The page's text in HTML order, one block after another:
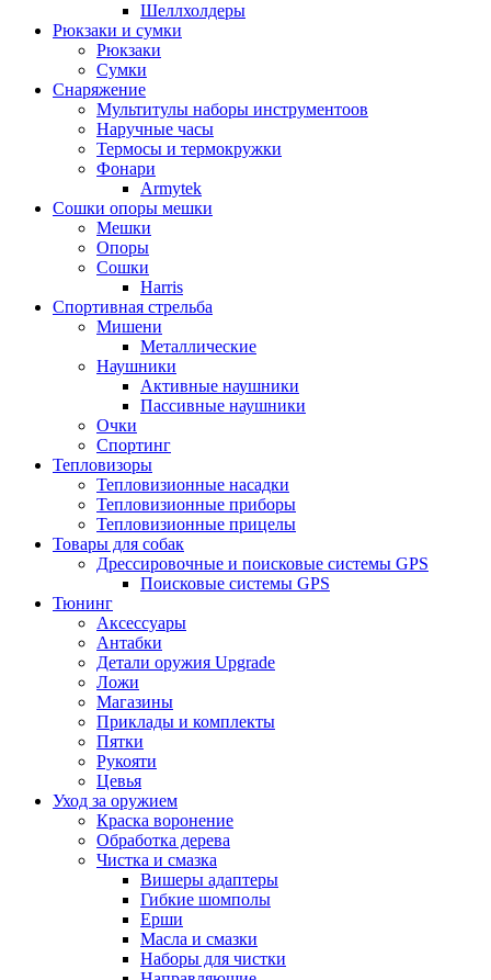
Шеллхолдеры
Рюкзаки и сумки
Рюкзаки
Сумки
Снаряжение
Мультитулы наборы инструментоов
Наручные часы
Термосы и термокружки
Фонари
Armytek
Сошки опоры мешки
Мешки
Опоры
Сошки
Harris
Спортивная стрельба
Мишени
Металлические
Наушники
Активные наушники
Пассивные наушники
Очки
Спортинг
Тепловизоры
Тепловизионные насадки
Тепловизионные приборы
Тепловизионные прицелы
Товары для собак
Дрессировочные и поисковые системы GPS
Поисковые системы GPS
Тюнинг
Аксессуары
Антабки
Детали оружия Upgrade
Ложи
Магазины
Приклады и комплекты
Пятки
Рукояти
Цевья
Уход за оружием
Краска воронение
Обработка дерева
Чистка и смазка
Вишеры адаптеры
Гибкие шомполы
Ерши
Масла и смазки
Наборы для чистки